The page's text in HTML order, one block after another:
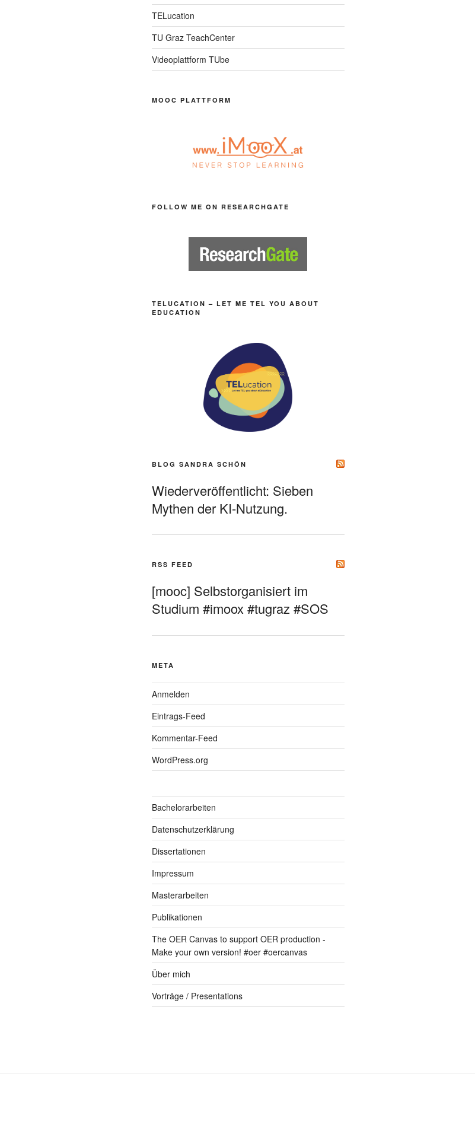
TELucation
TU Graz TeachCenter
Videoplattform TUbe
MOOC PLATTFORM
FOLLOW ME ON RESEARCHGATE
TELUCATION – LET ME TEL YOU ABOUT
EDUCATION
BLOG SANDRA SCHÖN
Wiederveröffentlicht: Sieben
Mythen der KI-Nutzung.
RSS FEED
[mooc] Selbstorganisiert im
Studium #imoox #tugraz #SOS
META
Anmelden
Eintrags-Feed
Kommentar-Feed
WordPress.org
Bachelorarbeiten
Datenschutzerklärung
Dissertationen
Impressum
Masterarbeiten
Publikationen
The OER Canvas to support OER production -
Make your own version! #oer #oercanvas
Über mich
Vorträge / Presentations